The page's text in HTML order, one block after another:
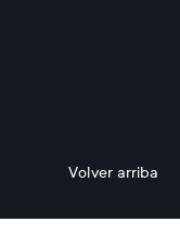
Volver arriba